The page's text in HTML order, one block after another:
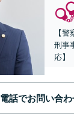
【
刑事
応】
電話でお問い合わ